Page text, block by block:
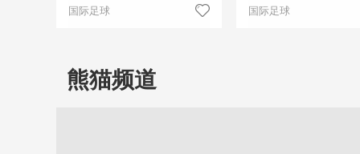
国际足球 国际足球
熊猫频道